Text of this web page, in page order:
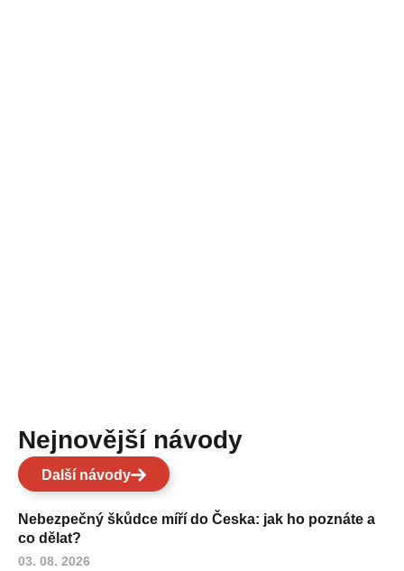
Nejnovější návody
Další návody
Nebezpečný škůdce míří do Česka: jak ho poznáte a
co dělat?
03. 08. 2026